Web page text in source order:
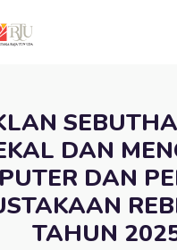
DAN
DAN
TAHUN